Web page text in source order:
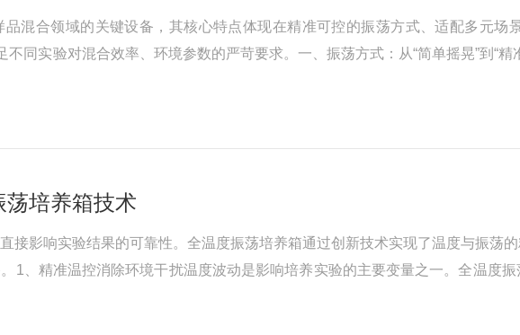
混合领域的关键设备，其核心特点体现在精准可控的振荡方式、适配多元场
不同实验对混合效率、环境参数的严苛要求。一、振荡方式：从“简单摇晃”到“
培养箱技术
接影响实验结果的可靠性。全温度振荡培养箱通过创新技术实现了温度与振荡
​​1、精准温控消除环境干扰​​温度波动是影响培养实验的主要变量之一。全温度